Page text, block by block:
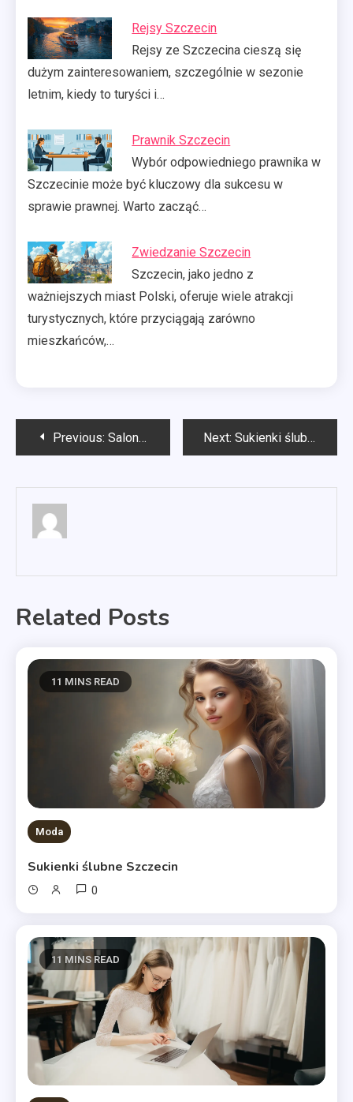
Rejsy Szczecin
Rejsy ze Szczecina cieszą się
dużym zainteresowaniem, szczególnie w sezonie
letnim, kiedy to turyści i…
Prawnik Szczecin
Wybór odpowiedniego prawnika w
Szczecinie może być kluczowy dla sukcesu w
sprawie prawnej. Warto zacząć…
Zwiedzanie Szczecin
Szczecin, jako jedno z
ważniejszych miast Polski, oferuje wiele atrakcji
turystycznych, które przyciągają zarówno
mieszkańców,…
Nawigacja
Previous: Salon sukien ślubnych Szczecin Next: Sukienki ślubne Szczecin
Related Posts
11 MINS READ
Moda
Sukienki ślubne Szczecin
0
11 MINS READ